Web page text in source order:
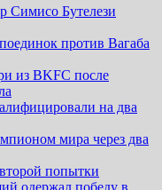
Симисо Бутелези
против Вагаба
из BKFC после
на два
мира через два
попытки